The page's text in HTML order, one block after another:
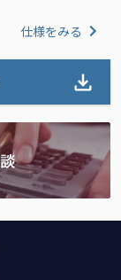
仕様をみる